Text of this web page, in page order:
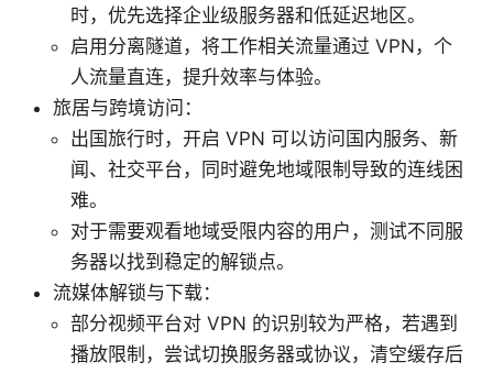
时，优先选择企业级服务器和低延迟地区。
启用分离隧道，将工作相关流量通过 VPN，个
人流量直连，提升效率与体验。
旅居与跨境访问：
出国旅行时，开启 VPN 可以访问国内服务、新
闻、社交平台，同时避免地域限制导致的连线困
难。
对于需要观看地域受限内容的用户，测试不同服
务器以找到稳定的解锁点。
流媒体解锁与下载：
部分视频平台对 VPN 的识别较为严格，若遇到
播放限制，尝试切换服务器或协议，清空缓存后